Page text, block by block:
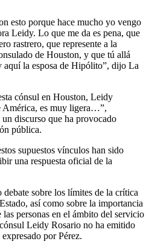
esto porque hace mucho yo vengo
Leidy. Lo que me da es pena, que
rastrero, que represente a la
de Houston, y que tú allá
aquí la esposa de Hipólito”, dijo La
cónsul en Houston, Leidy
América, es muy ligera…”,
discurso que ha provocado
pública.
supuestos vínculos han sido
una respuesta oficial de la
sobre los límites de la crítica
así como sobre la importancia
personas en el ámbito del servicio
Leidy Rosario no ha emitido
por Pérez.